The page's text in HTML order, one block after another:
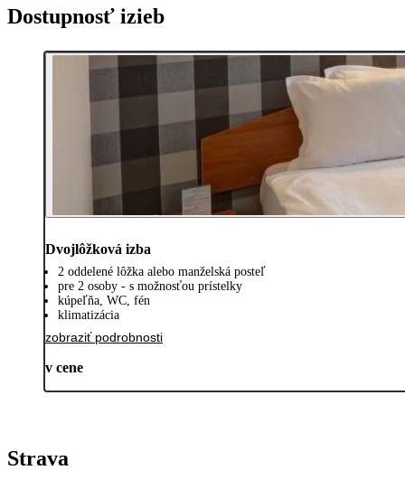
Dostupnosť izieb
Dvojlôžková izba
2 oddelené lôžka alebo manželská posteľ
pre 2 osoby - s možnosťou prístelky
kúpeľňa, WC, fén
klimatizácia
zobraziť podrobnosti
v cene
Strava